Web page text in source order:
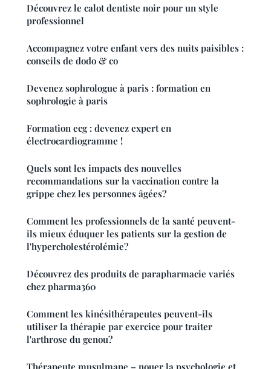
Découvrez le calot dentiste noir pour un style
professionnel
Accompagnez votre enfant vers des nuits paisibles :
conseils de dodo & co
Devenez sophrologue à paris : formation en
sophrologie à paris
Formation ecg : devenez expert en
électrocardiogramme !
Quels sont les impacts des nouvelles
recommandations sur la vaccination contre la
grippe chez les personnes âgées?
Comment les professionnels de la santé peuvent-
ils mieux éduquer les patients sur la gestion de
l'hypercholestérolémie?
Découvrez des produits de parapharmacie variés
chez pharma360
Comment les kinésithérapeutes peuvent-ils
utiliser la thérapie par exercice pour traiter
l'arthrose du genou?